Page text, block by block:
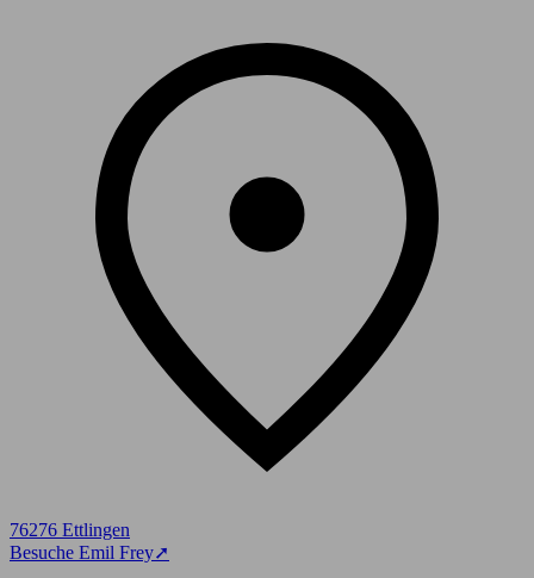
76276 Ettlingen
Besuche Emil Frey➚